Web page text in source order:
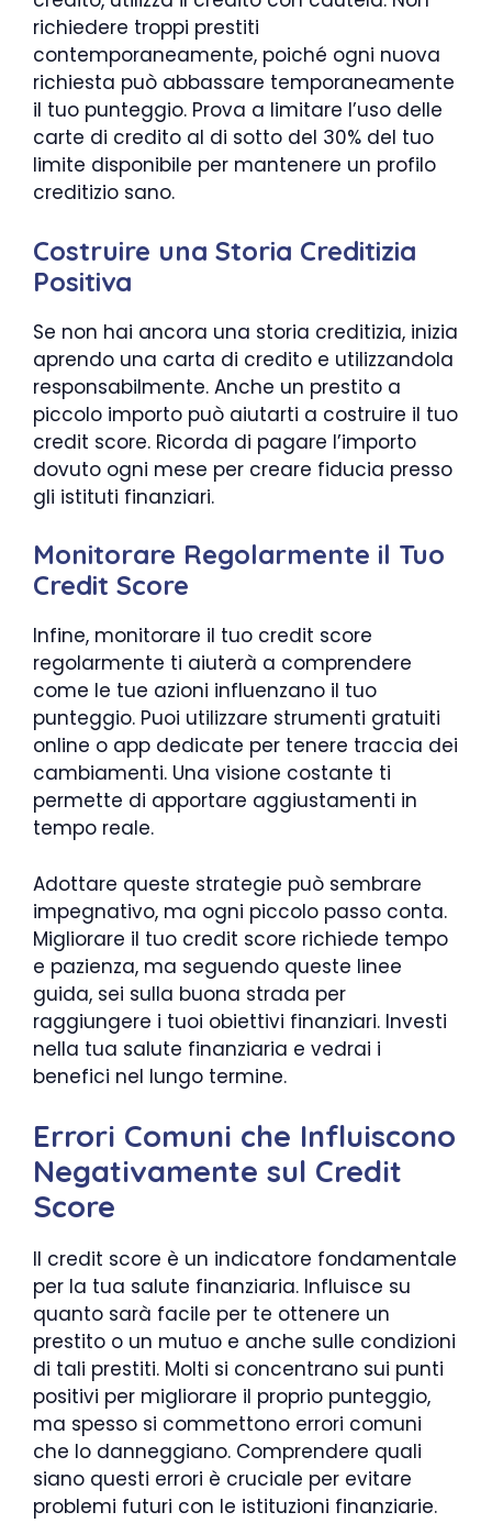
richiedere troppi prestiti
contemporaneamente, poiché ogni nuova
richiesta può abbassare temporaneamente
il tuo punteggio. Prova a limitare l’uso delle
carte di credito al di sotto del 30% del tuo
limite disponibile per mantenere un profilo
creditizio sano.
Costruire una Storia Creditizia
Positiva
Se non hai ancora una storia creditizia, inizia
aprendo una carta di credito e utilizzandola
responsabilmente. Anche un prestito a
piccolo importo può aiutarti a costruire il tuo
credit score. Ricorda di pagare l’importo
dovuto ogni mese per creare fiducia presso
gli istituti finanziari.
Monitorare Regolarmente il Tuo
Credit Score
Infine, monitorare il tuo credit score
regolarmente ti aiuterà a comprendere
come le tue azioni influenzano il tuo
punteggio. Puoi utilizzare strumenti gratuiti
online o app dedicate per tenere traccia dei
cambiamenti. Una visione costante ti
permette di apportare aggiustamenti in
tempo reale.
Adottare queste strategie può sembrare
impegnativo, ma ogni piccolo passo conta.
Migliorare il tuo credit score richiede tempo
e pazienza, ma seguendo queste linee
guida, sei sulla buona strada per
raggiungere i tuoi obiettivi finanziari. Investi
nella tua salute finanziaria e vedrai i
benefici nel lungo termine.
Errori Comuni che Influiscono
Negativamente sul Credit
Score
Il credit score è un indicatore fondamentale
per la tua salute finanziaria. Influisce su
quanto sarà facile per te ottenere un
prestito o un mutuo e anche sulle condizioni
di tali prestiti. Molti si concentrano sui punti
positivi per migliorare il proprio punteggio,
ma spesso si commettono errori comuni
che lo danneggiano. Comprendere quali
siano questi errori è cruciale per evitare
problemi futuri con le istituzioni finanziarie.